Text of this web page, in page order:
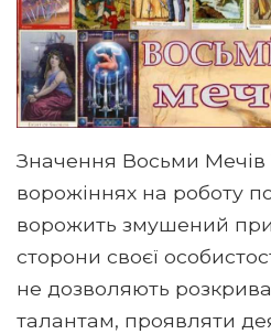
Значення Восьми Мечів
ворожіннях на роботу
ворожить змушений
сторони своєї
не дозволяють
талантам, проявляти